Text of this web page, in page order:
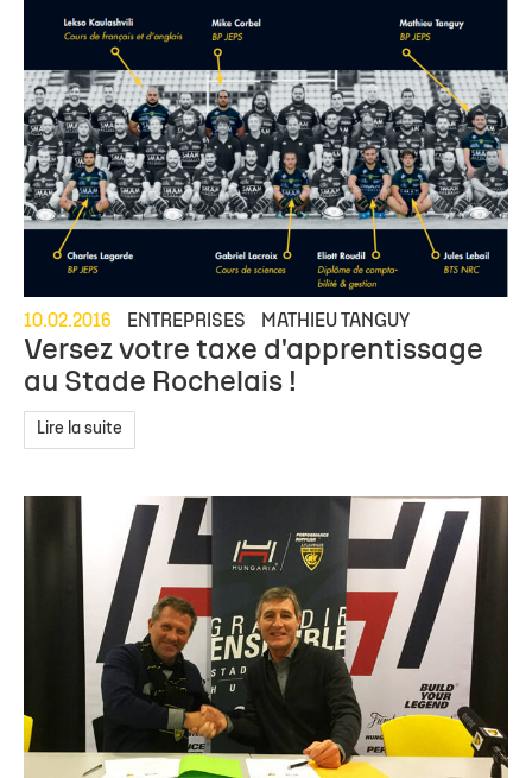
10.02.2016 ENTREPRISES MATHIEU TANGUY
Versez votre taxe d'apprentissage
au Stade Rochelais !
Lire la suite